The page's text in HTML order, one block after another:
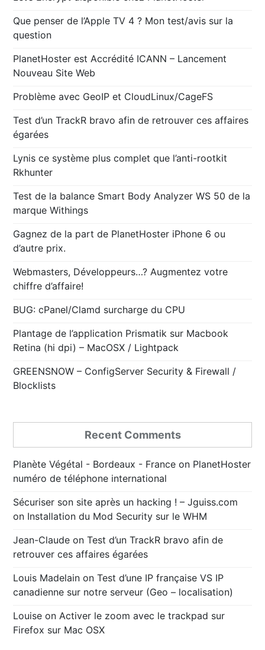
Que penser de l’Apple TV 4 ? Mon test/avis sur la
question
PlanetHoster est Accrédité ICANN – Lancement
Nouveau Site Web
Problème avec GeoIP et CloudLinux/CageFS
Test d’un TrackR bravo afin de retrouver ces affaires
égarées
Lynis ce système plus complet que l’anti-rootkit
Rkhunter
Test de la balance Smart Body Analyzer WS 50 de la
marque Withings
Gagnez de la part de PlanetHoster iPhone 6 ou
d’autre prix.
Webmasters, Développeurs…? Augmentez votre
chiffre d’affaire!
BUG: cPanel/Clamd surcharge du CPU
Plantage de l’application Prismatik sur Macbook
Retina (hi dpi) – MacOSX / Lightpack
GREENSNOW – ConfigServer Security & Firewall /
Blocklists
Recent Comments
Planète Végétal - Bordeaux - France on PlanetHoster
numéro de téléphone international
Sécuriser son site après un hacking ! – Jguiss.com
on Installation du Mod Security sur le WHM
Jean-Claude onTest d’un TrackR bravo afin de
retrouver ces affaires égarées
Louis Madelain onTest d’une IP française VS IP
canadienne sur notre serveur (Geo – localisation)
Louise onActiver le zoom avec le trackpad sur
Firefox sur Mac OSX